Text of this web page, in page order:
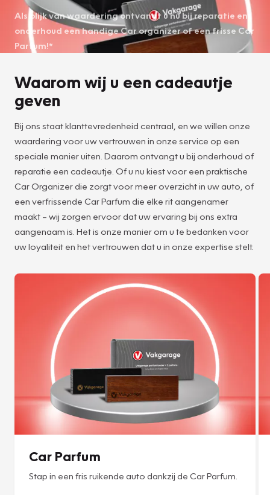
Als blijk van waardering ontvangt u nu bij reparatie en
onderhoud een handige Car organizer of een frisse Car
Parfum!*
Waarom wij u een cadeautje
geven
Bij ons staat klanttevredenheid centraal, en we willen onze
waardering voor uw vertrouwen in onze service op een
speciale manier uiten. Daarom ontvangt u bij onderhoud of
reparatie een cadeautje. Of u nu kiest voor een praktische
Car Organizer die zorgt voor meer overzicht in uw auto, of
een verfrissende Car Parfum die elke rit aangenamer
maakt – wij zorgen ervoor dat uw ervaring bij ons extra
aangenaam is. Het is onze manier om u te bedanken voor
uw loyaliteit en het vertrouwen dat u in onze expertise stelt.
Car Parfum
Stap in een fris ruikende auto dankzij de Car Parfum.